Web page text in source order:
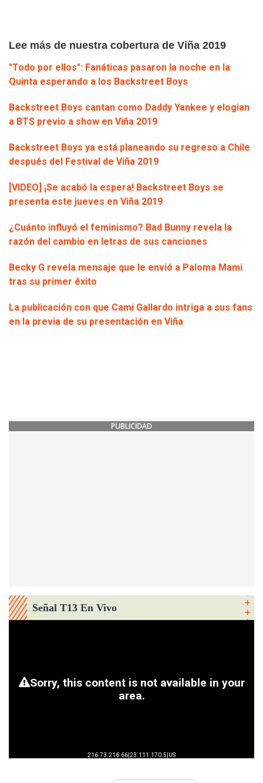
Lee más de nuestra cobertura de Viña 2019
"Todo por ellos": Fanáticas pasaron la noche en la
Quinta esperando a los Backstreet Boys
Backstreet Boys cantan como Daddy Yankee y elogian
a BTS previo a show en Viña 2019
Backstreet Boys ya está planeando su regreso a Chile
después del Festival de Viña 2019
[VIDEO] ¡Se acabó la espera! Backstreet Boys se
presenta este jueves en Viña 2019
¿Cuánto influyó el feminismo? Bad Bunny revela la
razón del cambio en letras de sus canciones
Becky G revela mensaje que le envió a Paloma Mami
tras su primer éxito
La publicación con que Cami Gallardo intriga a sus fans
en la previa de su presentación en Viña
PUBLICIDAD
Señal T13 En Vivo